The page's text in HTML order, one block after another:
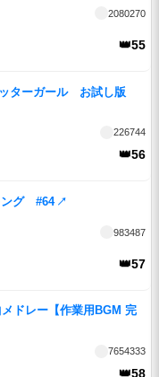
2080270
👑55
ッターガール お試し版
226744
👑56
ング #64 ↗
983487
👑57
メドレー【作業用BGM 完
7654333
👑58